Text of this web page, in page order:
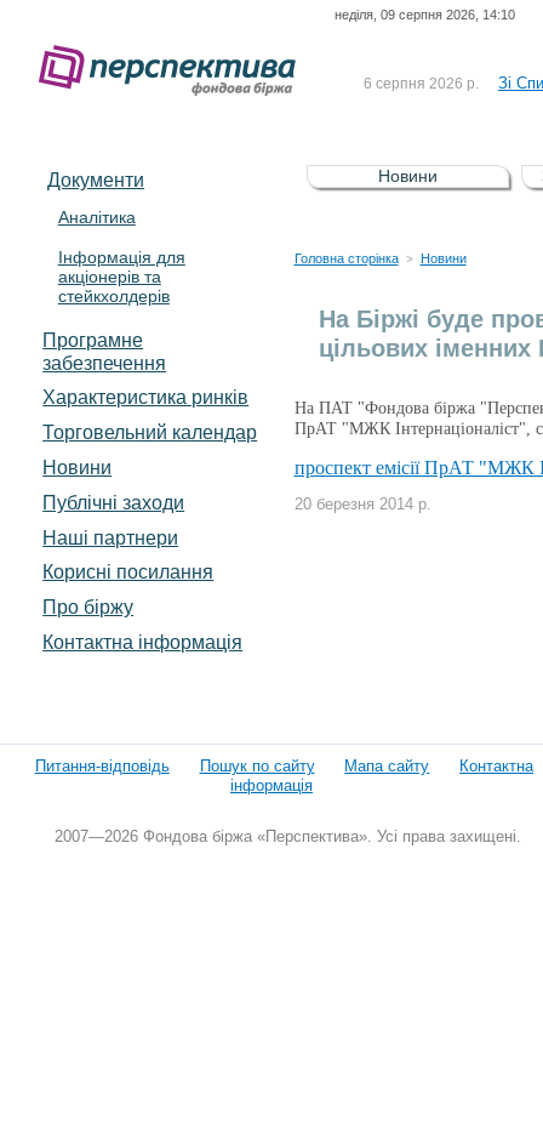
неділя, 09 серпня 2026, 14:10
6 серпня 2026 р. Зі
5 серпня 2026 р.
Зі
UA4000232607)
4 серпня 2026 р.
Документи
Аналітика
Інформація для
акціонерів та
стейкхолдерів
Програмне
забезпечення
Характеристика pинків
Торговельний календар
Новини
Публічні заходи
Наші партнери
Корисні посилання
Про біржу
Контактна інформація
Новини
Головна сторінка > Новини
На Біржі буде
цільових іменних
На ПАТ "Фондова біржа
ПрАТ "МЖК Інтернаціоналіст",
проспект емісії ПрАТ "МЖК
20 березня 2014 р.
Питання-відповідь Пошук по сайту Мапа сайту
Контактна
інформація
2007—2026 Фондова біржа «Перспектива». Усі права захищені.